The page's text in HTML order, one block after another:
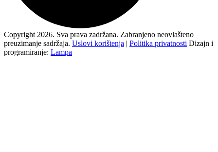
Copyright 2026. Sva prava zadržana. Zabranjeno neovlašteno
preuzimanje sadržaja. Uslovi korištenja | Politika privatnosti Dizajn i
programiranje: Lampa